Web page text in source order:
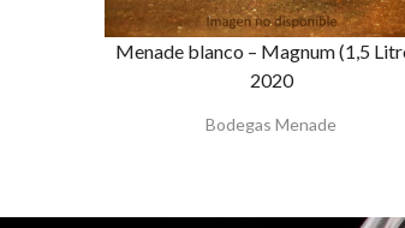
Menade blanco – Magnum (1,5
2020
Bodegas Menade